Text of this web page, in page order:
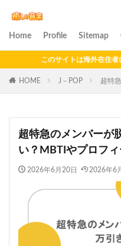
Home Profile Sitemap
このサイトは海外在住者に向けて発
HOME J－POP 超特
超特急のメンバーが
い？MBTIやプロフィ
2026年6月20日 2026年6